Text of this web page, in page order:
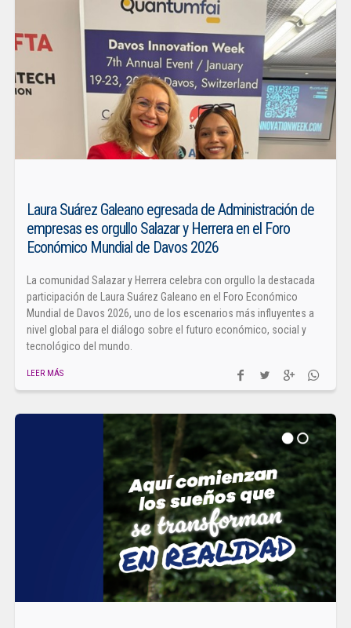
Laura Suárez Galeano egresada de Administración de
empresas es orgullo Salazar y Herrera en el Foro
Económico Mundial de Davos 2026
La comunidad Salazar y Herrera celebra con orgullo la destacada
participación de Laura Suárez Galeano en el Foro Económico
Mundial de Davos 2026, uno de los escenarios más influyentes a
nivel global para el diálogo sobre el futuro económico, social y
tecnológico del mundo.
LEER MÁS